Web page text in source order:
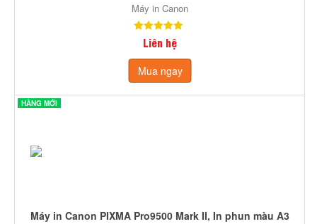
Máy in Canon
Liên hệ
Mua ngay
HÀNG MỚI
Máy in Canon PIXMA Pro9500 Mark II, In phun màu A3